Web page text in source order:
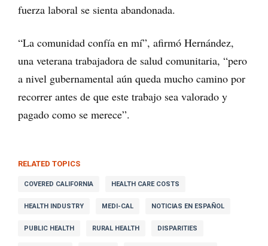
fuerza laboral se sienta abandonada.
“La comunidad confía en mí”, afirmó Hernández,
una veterana trabajadora de salud comunitaria, “pero
a nivel gubernamental aún queda mucho camino por
recorrer antes de que este trabajo sea valorado y
pagado como se merece”.
RELATED TOPICS
COVERED CALIFORNIA HEALTH CARE COSTS
HEALTH INDUSTRY MEDI-CAL NOTICIAS EN ESPAÑOL
PUBLIC HEALTH RURAL HEALTH DISPARITIES